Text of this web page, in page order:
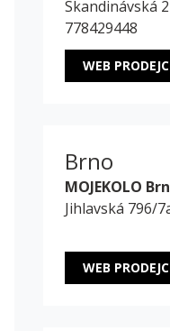
Skandinávská
778429448
WEB
Brno
MOJEKOLO
Jihlavská 796/
WEB